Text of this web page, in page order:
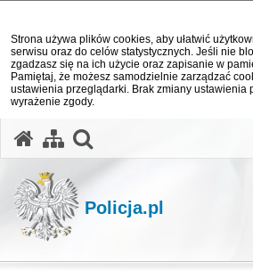
Strona używa plików cookies, aby ułatwić
serwisu oraz do celów statystycznych. Jeśli nie
zgadzasz się na ich użycie oraz zapisanie w
Pamiętaj, że możesz samodzielnie zarządzać
ustawienia przeglądarki. Brak zmiany ustawienia
wyrażenie zgody.
Policja.pl